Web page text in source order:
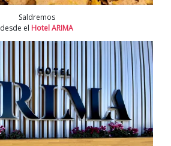
Saldremos
desde el Hotel ARIMA